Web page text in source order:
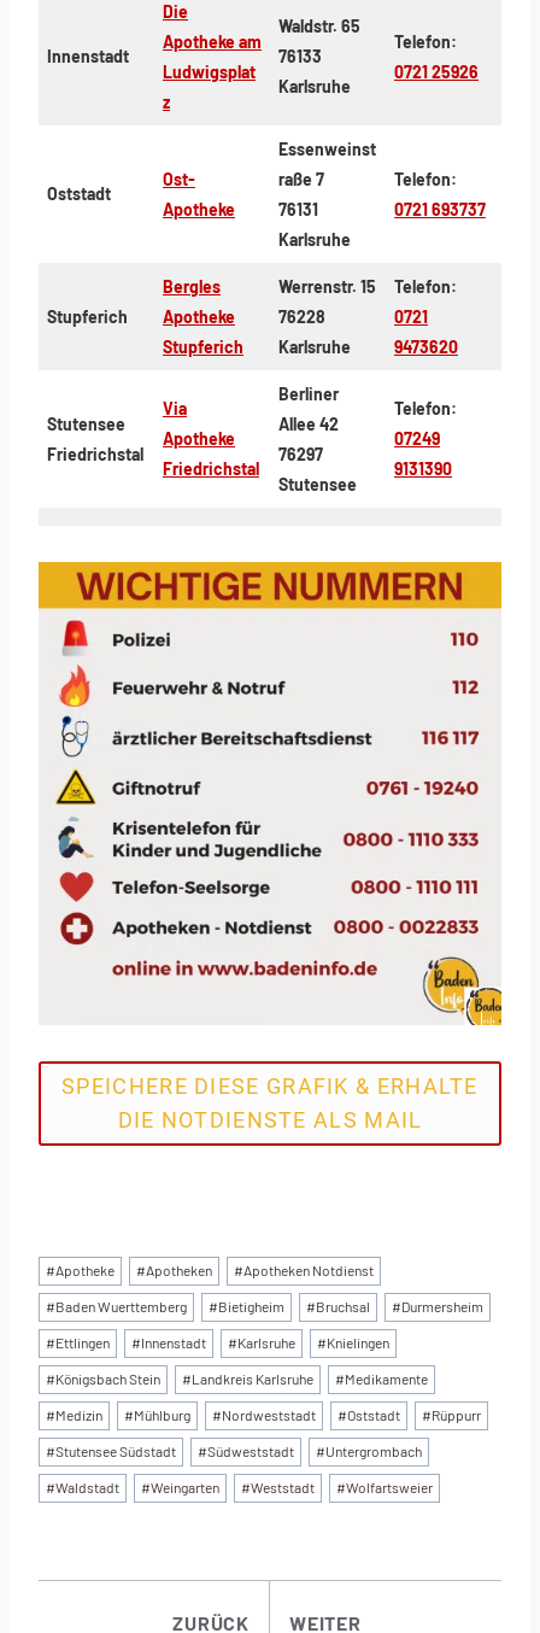
Innenstadt
Die
Apotheke am
Ludwigsplat
z
Waldstr. 65
76133
Karlsruhe
Telefon:
0721 25926
Oststadt
Ost-
Apotheke
Essenweinst
raße 7
76131
Karlsruhe
Telefon:
0721 693737
Stupferich
Bergles
Apotheke
Stupferich
Werrenstr. 15
76228
Karlsruhe
Telefon:
0721
9473620
Stutensee
Friedrichstal
Via
Apotheke
Friedrichstal
Berliner
Allee 42
76297
Stutensee
Telefon:
07249
9131390
SPEICHERE DIESE GRAFIK & ERHALTE
DIE NOTDIENSTE ALS MAIL
Schlagworte:
#Apotheke #Apotheken #Apotheken Notdienst
#Baden Wuerttemberg #Bietigheim #Bruchsal #Durmersheim
#Ettlingen #Innenstadt #Karlsruhe #Knielingen
#Königsbach Stein #Landkreis Karlsruhe #Medikamente
#Medizin #Mühlburg #Nordweststadt #Oststadt #Rüppurr
#Stutensee Südstadt #Südweststadt #Untergrombach
#Waldstadt #Weingarten #Weststadt #Wolfartsweier
ZURÜCK WEITER